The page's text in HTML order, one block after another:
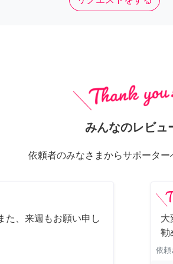
みんなのレビュ
依頼者のみなさまからサポータ
た、来週もお願い申し
大
勧
依頼